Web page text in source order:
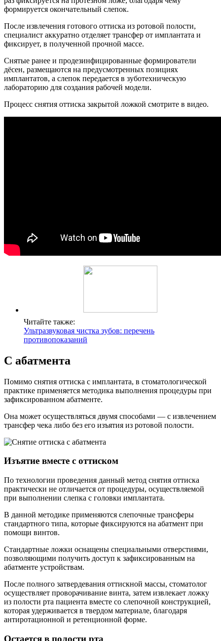
формируется окончательный слепок.
После извлечения готового оттиска из ротовой полости,
специалист аккуратно отделяет трансфер от имплантата и
фиксирует, в полученной прочной массе.
Снятые ранее и продезинфицированные формирователи
дёсен, размещаются на предусмотренных позициях
имплантатов, а слепок передается в зуботехническую
лабораторию для создания рабочей модели.
Процесс снятия оттиска закрытой ложкой смотрите в видео.
Читайте также:
Ультразвуковая чистка зубов: перечень
противопоказаний
С абатмента
Помимо снятия оттиска с имплантата, в стоматологической
практике применяется методика выполнения процедуры при
зафиксированном абатменте.
Она может осуществляться двумя способами — с извлечением
трансфер чека либо без его изъятия из ротовой полости.
Изъятие вместе с оттиском
По технологии проведения данный метод снятия оттиска
практически не отличается от процедуры, осуществляемой
при выполнении слепка с головки имплантата.
В данной методике применяются слепочные трансферы
стандартного типа, которые фиксируются на абатмент при
помощи винтов.
Стандартные ложки оснащены специальными отверстиями,
позволяющими получить доступ к зафиксированным на
абатменте устройствам.
После полного затвердевания оттискной массы, стоматолог
осуществляет проворачивание винта, затем извлекает ложку
из полости рта пациента вместе со слепочной конструкцией,
которая удерживается в твердом материале, благодаря
антиротационной и ретенционной форме.
Остается в полости рта